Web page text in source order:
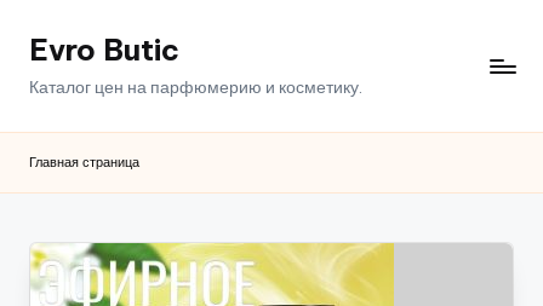
ПерейтиEvro Butic
Каталог цен на парфюмерию и косметику.
Главная страница